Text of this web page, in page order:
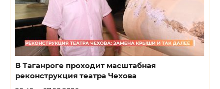
В Таганроге проходит масштабная
реконструкция театра Чехова